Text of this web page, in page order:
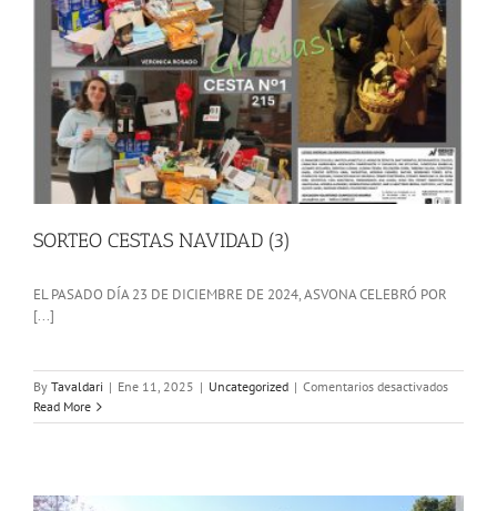
SORTEO CESTAS NAVIDAD (3)
EL PASADO DÍA 23 DE DICIEMBRE DE 2024, ASVONA CELEBRÓ POR
[...]
By Tavaldari | Ene 11, 2025 | Uncategorized | Comentarios desactivadosen
CESTAS
Read More